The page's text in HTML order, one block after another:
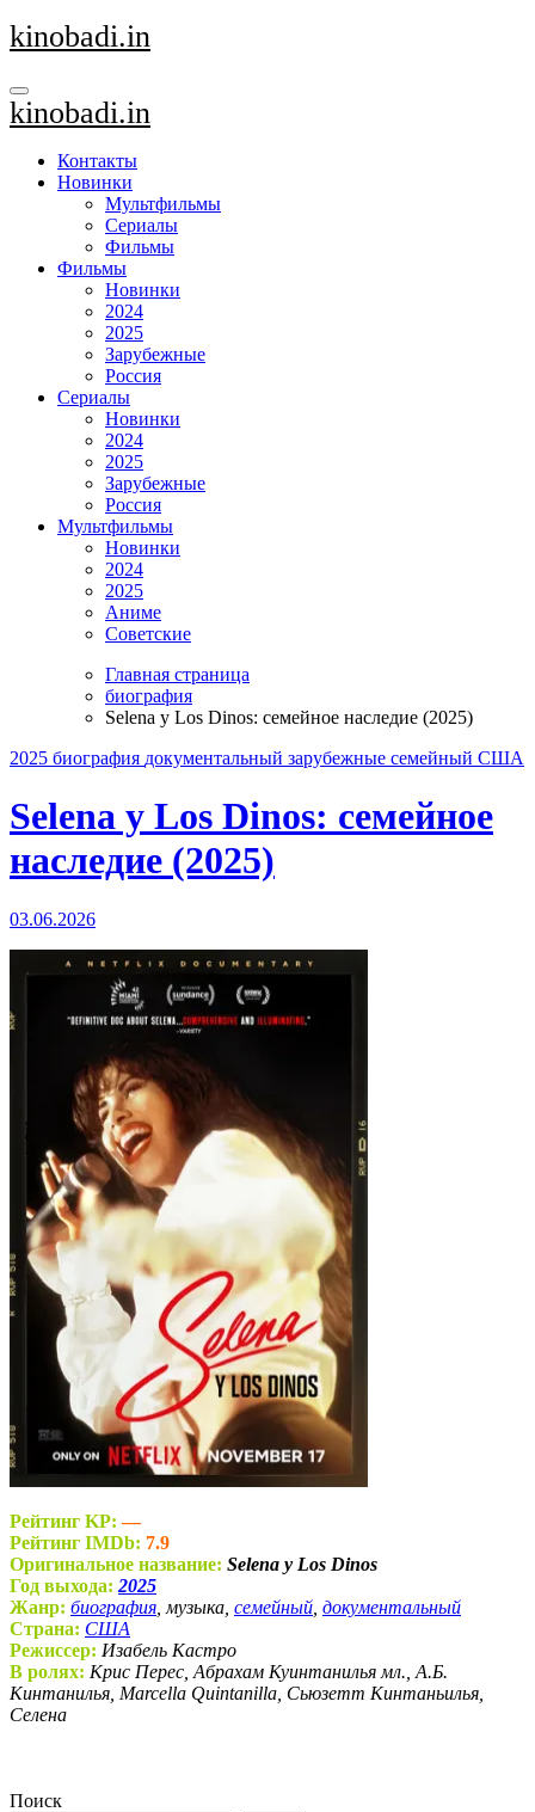
Перейти
к
kinobadi.in
kinobadi.in
Контакты
Новинки
Мультфильмы
Сериалы
Фильмы
Фильмы
Новинки
2024
2025
Зарубежные
Россия
Сериалы
Новинки
2024
2025
Зарубежные
Россия
Мультфильмы
Новинки
2024
2025
Аниме
Советские
Главная страница
биография
Selena y Los Dinos: семейное наследие (2025)
2025 биография документальный зарубежные семейный США
Selena y Los Dinos: семейное
наследие (2025)
03.06.2026
Рейтинг KP: —
Рейтинг IMDb: 7.9
Оригинальное название: Selena y Los Dinos
Год выхода: 2025
Жанр: биография , музыка, семейный документальный
Страна: США
Режиссер: Изабель Кастро
В ролях: Крис Перес, Абрахам Куинтанилья мл., А.Б.
Кинтанилья, Marcella Quintanilla, Сьюзетт Кинтаньилья,
Селена
Поиск